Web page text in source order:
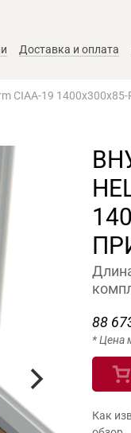
Доставка и оплата
CIAA-19 1400x300x85-
88
* Цена
Как